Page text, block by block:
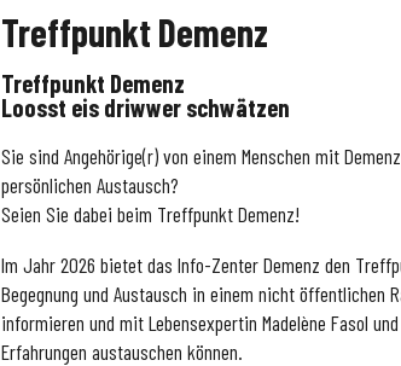
Treffpunkt Demenz
Treffpunkt Demenz
Loosst eis driwwer schwätzen
Sie sind Angehörige(r) von einem Menschen mit
persönlichen Austausch?
Seien Sie dabei beim Treffpunkt Demenz!
Im Jahr 2026 bietet das Info-Zenter Demenz den
Begegnung und Austausch in einem nicht öffentlichen
informieren und mit Lebensexpertin Madelène Fasol
Erfahrungen austauschen können.